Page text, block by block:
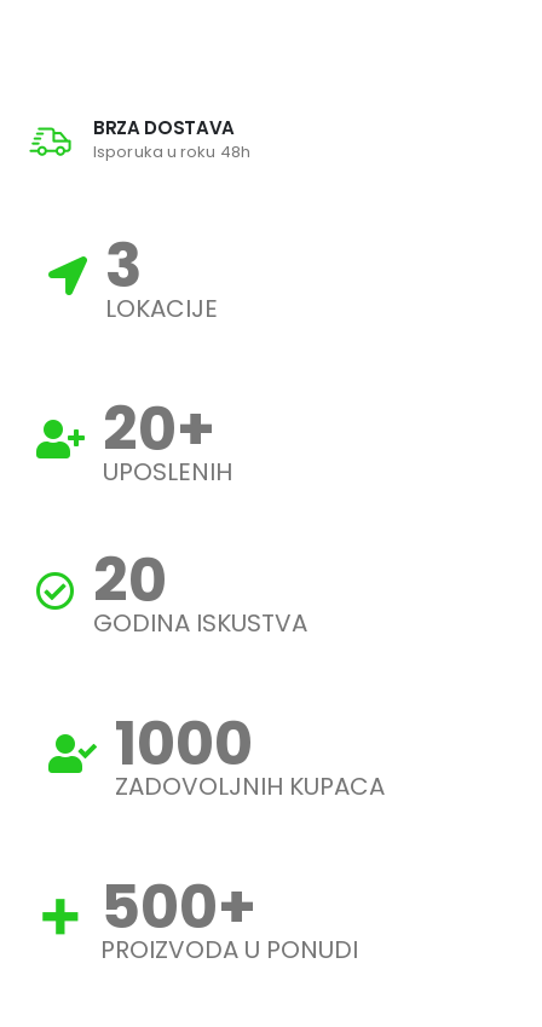
BRZA DOSTAVA
Isporuka u roku 48h
3
LOKACIJE
20+
UPOSLENIH
20
GODINA ISKUSTVA
1000
ZADOVOLJNIH KUPACA
500+
PROIZVODA U PONUDI